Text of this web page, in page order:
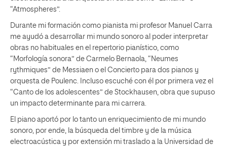
“Atmospheres”.
Durante mi formación como pianista mi profesor Manuel Carra
me ayudó a desarrollar mi mundo sonoro al poder interpretar
obras no habituales en el repertorio pianístico, como
“Morfología sonora” de Carmelo Bernaola, “Neumes
rythmiques” de Messiaen o el Concierto para dos pianos y
orquesta de Poulenc. Incluso escuché con él por primera vez el
“Canto de los adolescentes” de Stockhausen, obra que supuso
un impacto determinante para mi carrera.
El piano aportó por lo tanto un enriquecimiento de mi mundo
sonoro, por ende, la búsqueda del timbre y de la música
electroacústica y por extensión mi traslado a la Universidad de